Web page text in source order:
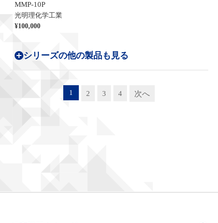
MMP-10P
光明理化学工業
¥100,000
シリーズの他の製品も見る
1 2 3 4 次へ